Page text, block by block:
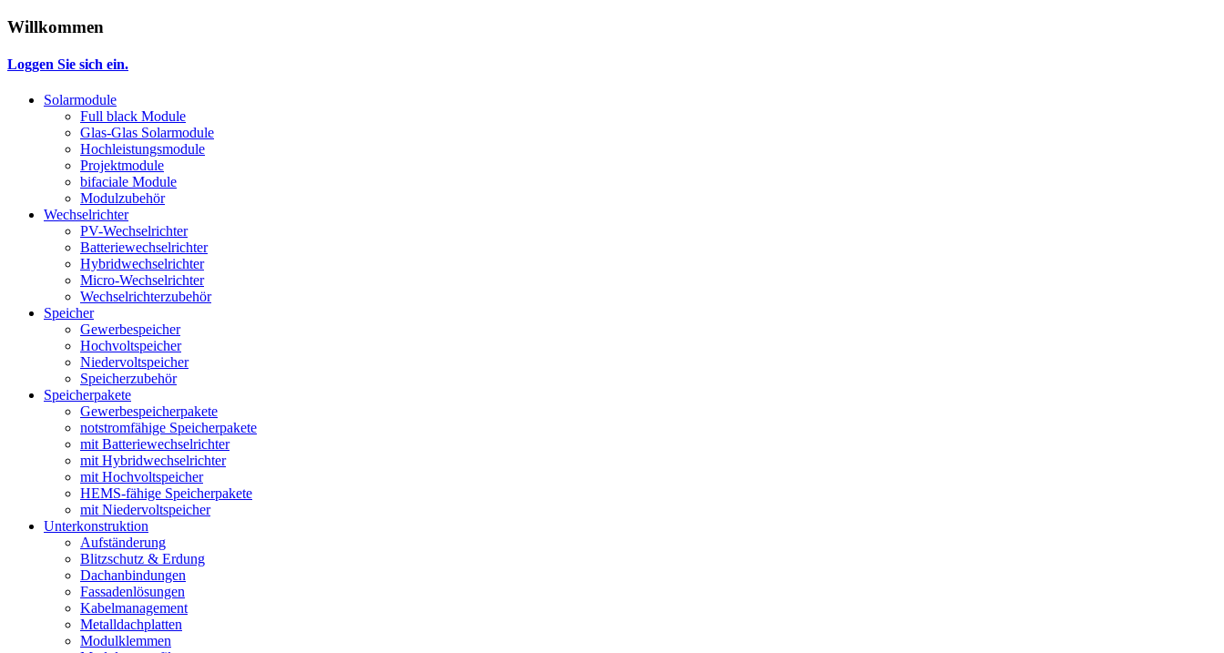
Willkommen
Loggen Sie sich ein.
Solarmodule
Full black Module
Glas-Glas Solarmodule
Hochleistungsmodule
Projektmodule
bifaciale Module
Modulzubehör
Wechselrichter
PV-Wechselrichter
Batteriewechselrichter
Hybridwechselrichter
Micro-Wechselrichter
Wechselrichterzubehör
Speicher
Gewerbespeicher
Hochvoltspeicher
Niedervoltspeicher
Speicherzubehör
Speicherpakete
Gewerbespeicherpakete
notstromfähige Speicherpakete
mit Batteriewechselrichter
mit Hybridwechselrichter
mit Hochvoltspeicher
HEMS-fähige Speicherpakete
mit Niedervoltspeicher
Unterkonstruktion
Aufständerung
Blitzschutz & Erdung
Dachanbindungen
Fassadenlösungen
Kabelmanagement
Metalldachplatten
Modulklemmen